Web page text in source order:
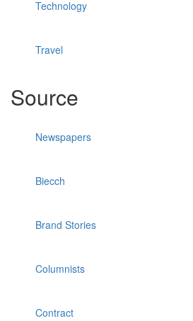
Technology
Travel
Source
Newspapers
Biecch
Brand Stories
Columnists
Contract